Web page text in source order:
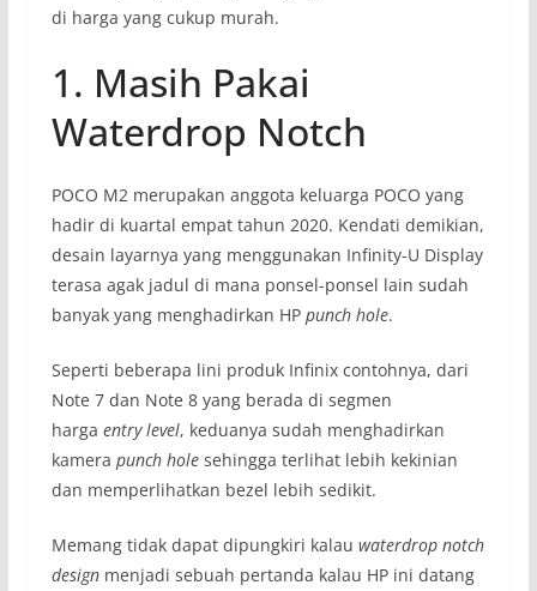
di harga yang cukup murah.
1. Masih Pakai
Waterdrop Notch
POCO M2 merupakan anggota keluarga POCO yang
hadir di kuartal empat tahun 2020. Kendati demikian,
desain layarnya yang menggunakan Infinity-U Display
terasa agak jadul di mana ponsel-ponsel lain sudah
banyak yang menghadirkan HP punch hole.
Seperti beberapa lini produk Infinix contohnya, dari
Note 7 dan Note 8 yang berada di segmen
harga entry level, keduanya sudah menghadirkan
kamera punch holesehingga terlihat lebih kekinian
dan memperlihatkan bezel lebih sedikit.
Memang tidak dapat dipungkiri kalau waterdrop notch
designmenjadi sebuah pertanda kalau HP ini datang